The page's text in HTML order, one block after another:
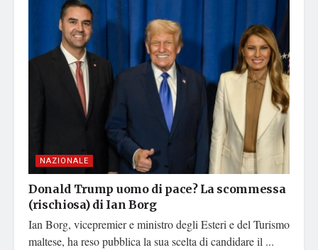
NAZIONALE
Donald Trump uomo di pace? La scommessa
(rischiosa) di Ian Borg
Ian Borg, vicepremier e ministro degli Esteri e del Turismo
maltese, ha reso pubblica la sua scelta di candidare il ...